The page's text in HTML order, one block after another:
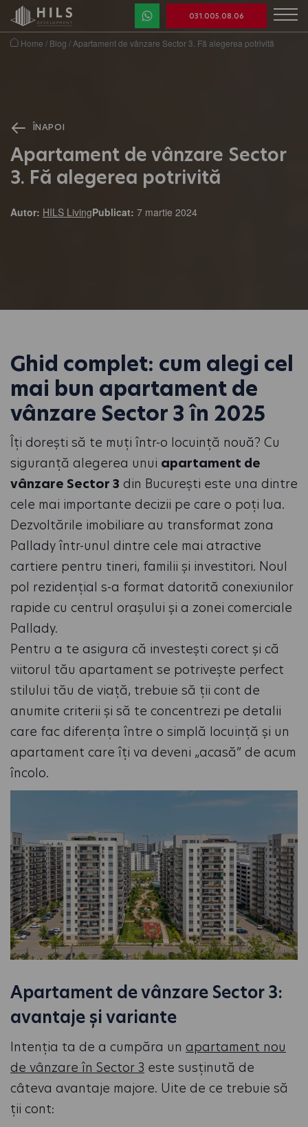
031.005.08.06
Home / Blog / Apartament de vânzare Sector 3. Fă alegerea potrivită
ÎNAPOI
Apartament de vânzare Sector
3. Fă alegerea potrivită
Autor: HILS LivingPublicat: 7 martie 2024
Ghid complet: cum alegi cel
mai bun apartament de
vânzare Sector 3 în 2025
Îți dorești să te muți într-o locuință nouă? Cu
siguranță alegerea unui apartament de
vânzare Sector 3 din București este una dintre
cele mai importante decizii pe care o poți lua.
Dezvoltările imobiliare au transformat zona
Pallady într-unul dintre cele mai atractive
cartiere pentru tineri, familii și investitori. Noul
pol rezidențial s-a format datorită conexiunilor
rapide cu centrul orașului și a zonei comerciale
Pallady.
Pentru a te asigura că investești corect și că
viitorul tău apartament se potrivește perfect
stilului tău de viață, trebuie să ții cont de
anumite criterii și să te concentrezi pe detalii
care fac diferența între o simplă locuință și un
apartament care îți va deveni „acasă” de acum
încolo.
Apartament de vânzare Sector 3:
avantaje și variante
Intenția ta de a cumpăra un apartament nou
de vânzare în Sector 3 este susținută de
câteva avantaje majore. Uite de ce trebuie să
ții cont: